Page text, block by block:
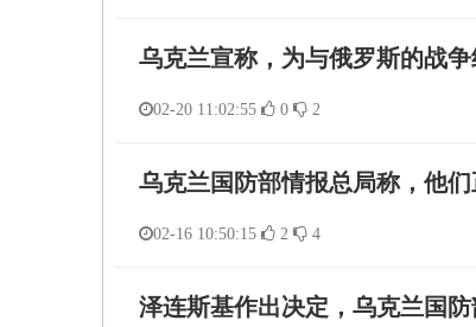
乌克兰宣称，为与俄罗斯的战
02-20 11:02:55 0 2
乌克兰国防部情报总局称，他
02-16 10:50:15 2 4
泽连斯基作出决定，乌克兰国